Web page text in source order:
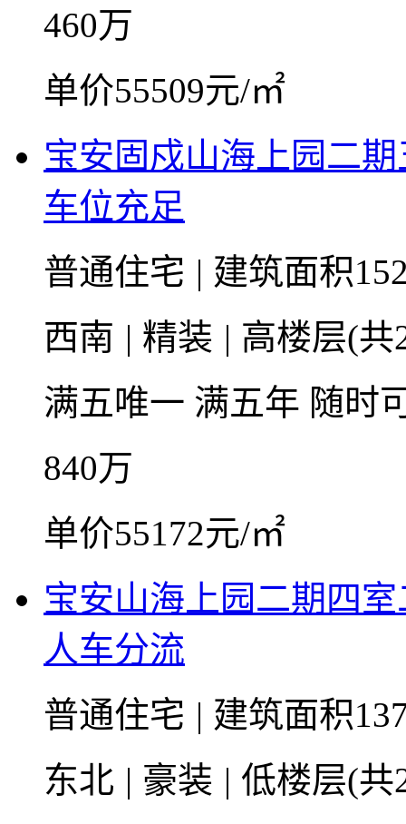
460万
单价55509元/㎡
宝安固戍山海上园二
车位充足
普通住宅 | 建筑面积
西南 | 精装 | 高楼层(
满五唯一 满五年 随时
840万
单价55172元/㎡
宝安山海上园二期四
人车分流
普通住宅 | 建筑面积
东北 | 豪装 | 低楼层(